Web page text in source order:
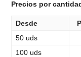
Precios por cantidad
Desde
50 uds
100 uds